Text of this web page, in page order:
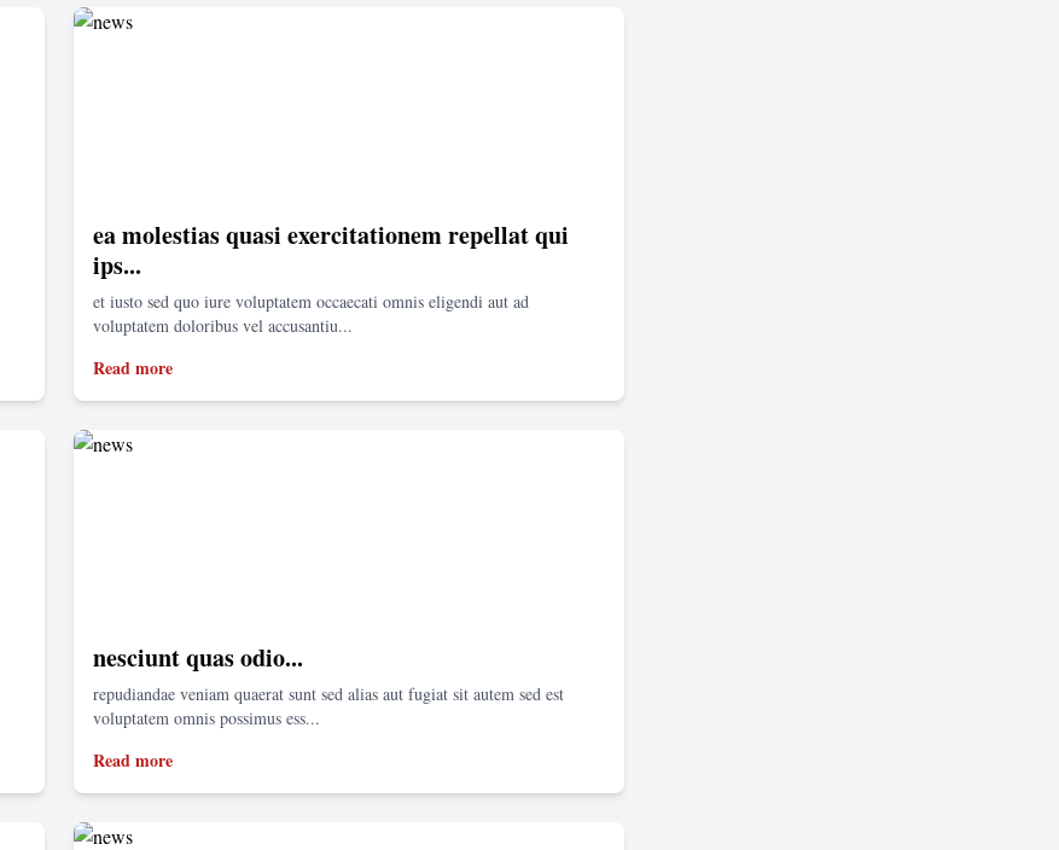
ea molestias quasi exercitationem repellat qui
ips...
et iusto sed quo iure voluptatem occaecati omnis eligendi aut ad
voluptatem doloribus vel accusantiu...
Read more
nesciunt quas odio...
repudiandae veniam quaerat sunt sed alias aut fugiat sit autem sed est
voluptatem omnis possimus ess...
Read more